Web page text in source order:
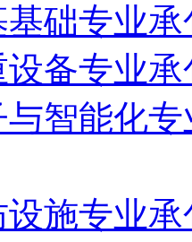
基础专业
设备专业
与智能化
设施专业